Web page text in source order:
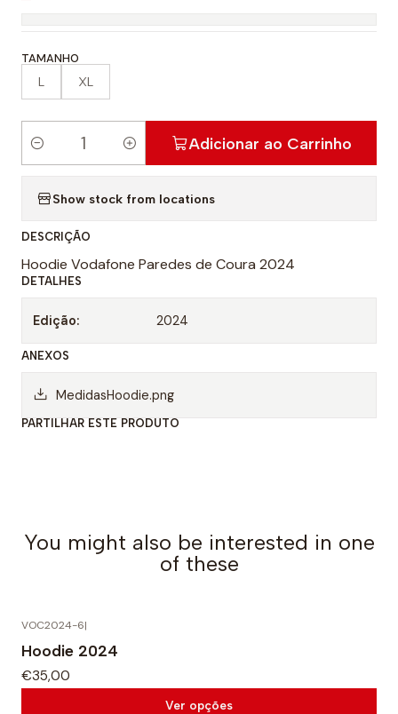
TAMANHO
L XL
i
e
Adicionar ao Carrinho
Show stock from locations
DESCRIÇÃO
Hoodie Vodafone Paredes de Coura 2024
DETALHES
Edição: 2024
ANEXOS
MedidasHoodie.png
PARTILHAR ESTE PRODUTO
You might also be interested in one
of these
VOC2024-6|
Hoodie 2024
€35,00
Ver opções